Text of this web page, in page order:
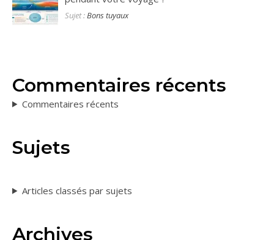
Sujet :Bons tuyaux
Commentaires récents
Commentaires récents
Sujets
Articles classés par sujets
Archives